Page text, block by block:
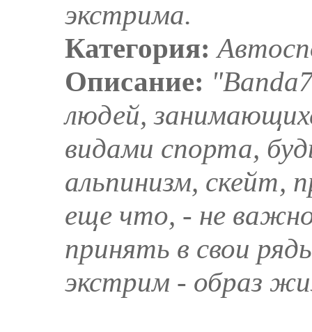
экстрима.
Категория:
Описание:
людей,
видами спорта,
альпинизм, скейт,
еще что, - не
принять в свои
экстрим - образ